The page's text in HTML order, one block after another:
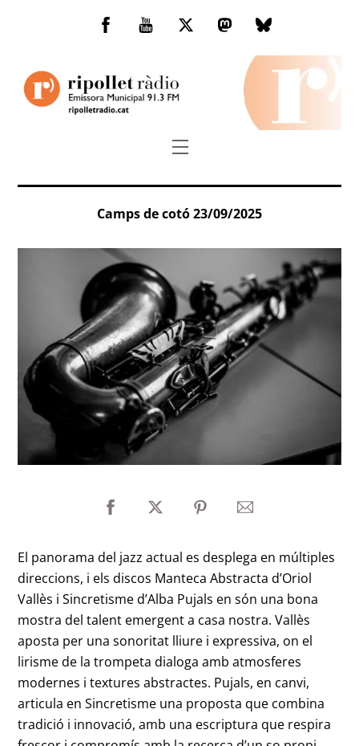
Facebook
You
TwitterMastodonBluesky
Menu
Camps de cotó 23/09/2025
El panorama del jazz actual es desplega en múltiples
direccions, i els discos Manteca Abstracta d’Oriol
Vallès i Sincretisme d’Alba Pujals en són una bona
mostra del talent emergent a casa nostra. Vallès
aposta per una sonoritat lliure i expressiva, on el
lirisme de la trompeta dialoga amb atmosferes
modernes i textures abstractes. Pujals, en canvi,
articula en Sincretisme una proposta que combina
tradició i innovació, amb una escriptura que respira